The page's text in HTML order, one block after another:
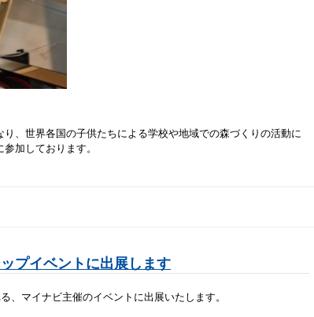
、世界各国の子供たちによる学校や地域での森づくりの活動に
加しております。
プイベントに出展します
、マイナビ主催のイベントに出展いたします。